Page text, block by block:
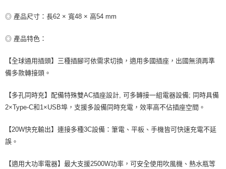
◎ 產品尺寸：長62 × 寬48 × 高54 mm
◎ 產品特色：
【全球通用插頭】三種插腳可依需求切換，適用多國插座，出國無須再準
備多款轉接頭。
【多孔同時充】配備特殊雙AC插座設計, 可多轉接一組電器設備; 同時具備
2×Type-C和1×USB埠，支援多設備同時充電，效率高不佔插座空間。
【20W快充輸出】連接多種3C設備：筆電、平板、手機皆可快速充電不延
誤。
【適用大功率電器】最大支援2500W功率，可安全使用吹風機、熱水瓶等